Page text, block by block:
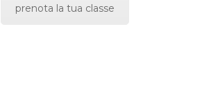
prenota la tua classe